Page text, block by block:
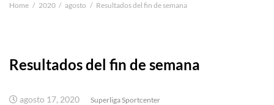
Home 2020 agosto Resultados del fin de semana
Resultados del fin de semana
agosto 17, 2020 Superliga Sportcenter